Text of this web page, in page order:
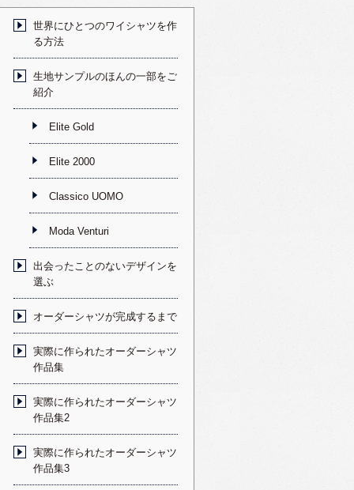
世界にひとつのワイシャツを作
る方法
生地サンプルのほんの一部をご
紹介
Elite Gold
Elite 2000
Classico UOMO
Moda Venturi
出会ったことのないデザインを
選ぶ
オーダーシャツが完成するまで
実際に作られたオーダーシャツ
作品集
実際に作られたオーダーシャツ
作品集2
実際に作られたオーダーシャツ
作品集3